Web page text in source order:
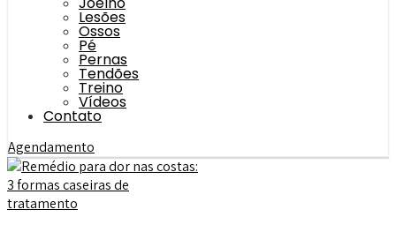
Lesões
Ossos
Pé
Pernas
Tendões
Treino
Vídeos
Contato
Agendamento